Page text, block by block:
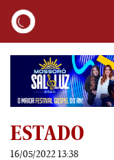
ESTADO
16/05/2022 13:38